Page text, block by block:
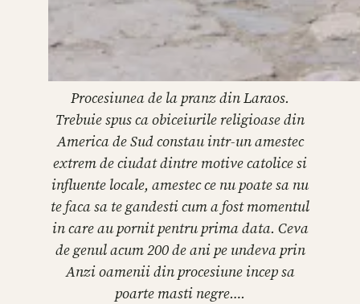
Procesiunea de la pranz din Laraos.
Trebuie spus ca obiceiurile religioase din
America de Sud constau intr-un amestec
extrem de ciudat dintre motive catolice si
influente locale, amestec ce nu poate sa nu
te faca sa te gandesti cum a fost momentul
in care au pornit pentru prima data. Ceva
de genul acum 200 de ani pe undeva prin
Anzi oamenii din procesiune incep sa
poarte masti negre….